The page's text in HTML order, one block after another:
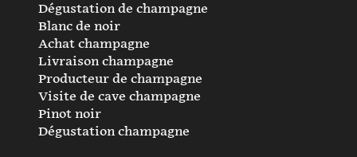
Dégustation de champagne
Blanc de noir
Achat champagne
Livraison champagne
Producteur de champagne
Visite de cave champagne
Pinot noir
Dégustation champagne